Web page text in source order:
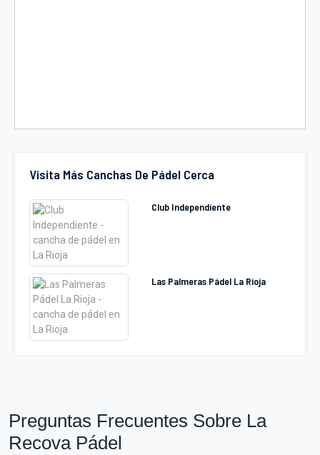
Visita Más Canchas De Pádel Cerca
Club Independiente
Las Palmeras Pádel La Rioja
Preguntas Frecuentes Sobre La
Recova Pádel